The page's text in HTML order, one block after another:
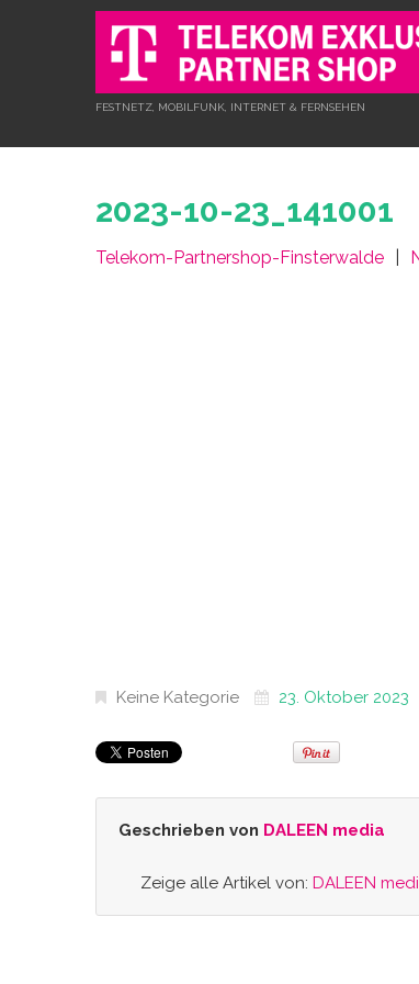
FESTNETZ, MOBILFUNK, INTERNET & FERNSEHEN
2023-10-23_141001
Telekom-Partnershop-Finsterwalde
Keine Kategorie 23. Oktober 2023
Geschrieben von DALEEN media
Zeige alle Artikel von: DALEEN